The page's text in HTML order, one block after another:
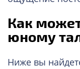
Как
юному
Ниже вы